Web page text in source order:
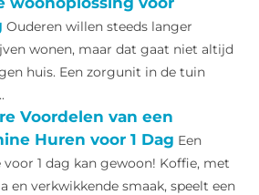
Ouderen willen steeds langer
wonen, maar dat gaat niet altijd
huis. Een zorgunit in de tuin
Voordelen van een
Huren voor 1 Dag Een
1 dag kan gewoon! Koffie, met
en verkwikkende smaak, speelt een